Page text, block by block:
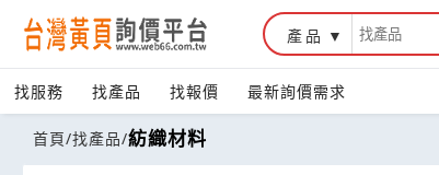
產品
找服務 找產品 找報價 最新詢價需求
首頁/找產品/紡織材料